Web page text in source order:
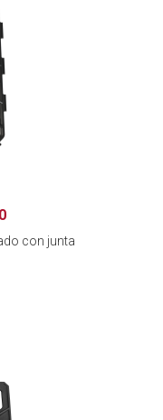
con junta